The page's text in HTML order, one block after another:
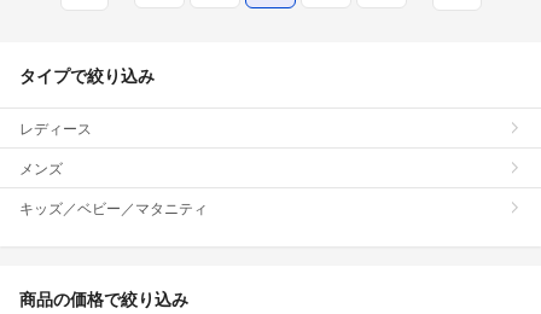
タイプで絞り込み
レディース
メンズ
キッズ／ベビー／マタニティ
商品の価格で絞り込み